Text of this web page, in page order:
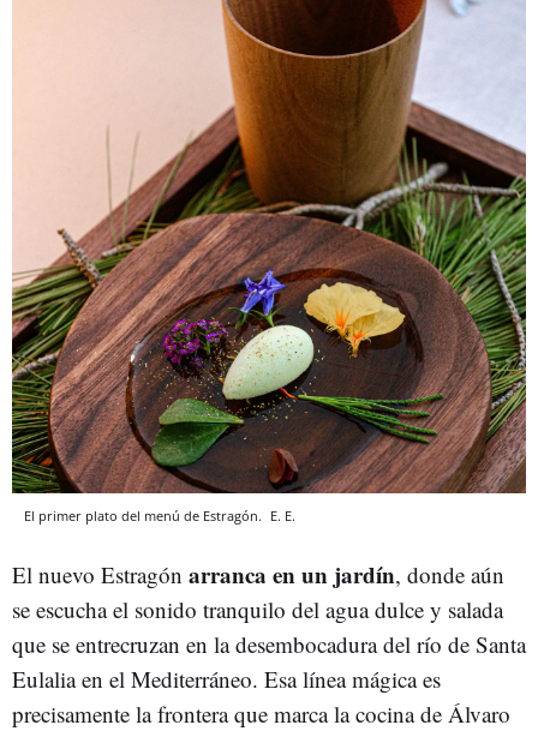
El primer plato del menú de Estragón. E. E.
El nuevo Estragón arranca en un jardín, donde aún
se escucha el sonido tranquilo del agua dulce y salada
que se entrecruzan en la desembocadura del río de Santa
Eulalia en el Mediterráneo. Esa línea mágica es
precisamente la frontera que marca la cocina de Álvaro